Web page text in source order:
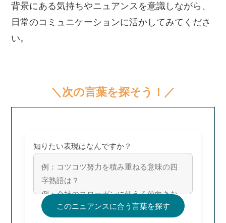
背景にある気持ちやニュアンスを意識しながら、
日常のコミュニケーションに活かしてみてくださ
い。
＼次の言葉を探そう！／
知りたい表現はなんですか？
このニュアンスに合う言葉を探す